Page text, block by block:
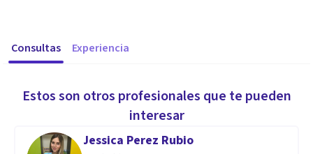
Consultas Experiencia
Estos son otros profesionales que te pueden
interesar
Jessica Perez Rubio